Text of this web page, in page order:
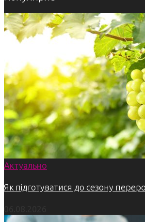
Актуально
Як підготуватися до сезону